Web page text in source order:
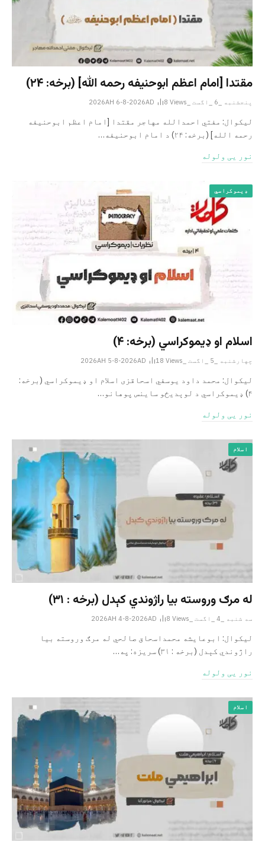
مقتدا [امام اعظم ابوحنیفه رحمه الله‎] (برخه: ۲۴)
پنجشنبه _6 _اگست _2026AH 6-8-2026AD 8 Views
لیکوال: مفتي احمدالله مهاجر مقتدا [امام اعظم ابوحنیفه
رحمه الله‎] (برخه: ۲۴) د امام ابوحنيفه…
نور یی ولوله
ډیموکراسي
اسلام او ډیموکراسي (برخه: ۴)
چهارشنبه _5 _اگست _2026AH 5-8-2026AD 18 Views
لیکوال: محمد داود یوسفي اسحاقزی اسلام او ډیموکراسي (برخه:
۴) ډیموکراسي د لوېدیځو ساینس پوهانو…
نور یی ولوله
اسلام
له مرګ وروسته بیا راژوندي کېدل (برخه : ۳۱)
سه شنبه _4 _اگست _2026AH 4-8-2026AD 8 Views
لیکوال: ابوعایشه محمداسحاق صالحي له مرګ وروسته بیا
راژوندي کېدل (برخه : ۳۱) سریزه: په…
نور یی ولوله
اسلام